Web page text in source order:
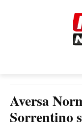
Aversa
Sorrentino